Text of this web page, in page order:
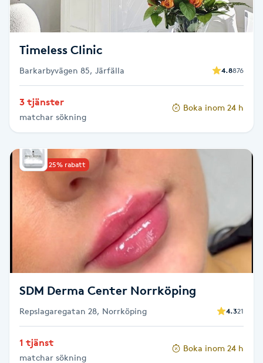
Skäggfärgning
Skäggklippning
Skönhet
Slingor
Spa manikyr & pedikyr
Spa-pedikyr
Spraytan
Timeless Clinic
Barkarbyvägen 85, Järfälla 4.8876
3 tjänster
matchar sökning
Boka inom 24 h
Upp till 25% rabatt
SDM Derma Center Norrköping
Repslagaregatan 28, Norrköping 4.321
1 tjänst
matchar sökning
Boka inom 24 h